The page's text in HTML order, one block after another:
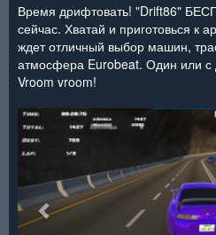
Время дрифтовать! "Drift86"
сейчас. Хватай и приготовься к
ждет отличный выбор машин,
атмосфера Eurobeat. Один или с
Vroom vroom!